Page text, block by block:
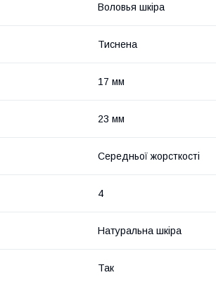
Воловья шкіра
Тиснена
17 мм
23 мм
Середньої жорсткості
4
Натуральна шкіра
Так